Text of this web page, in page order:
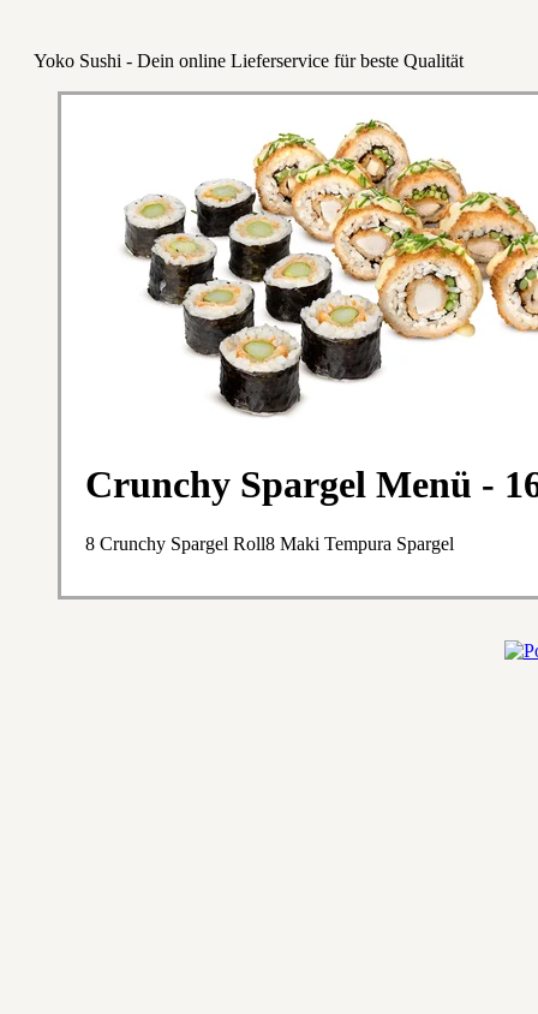
Yoko Sushi - Dein online Lieferservice für beste Qualität
Crunchy Spargel Menü -
8 Crunchy Spargel Roll8 Maki Tempura Spargel